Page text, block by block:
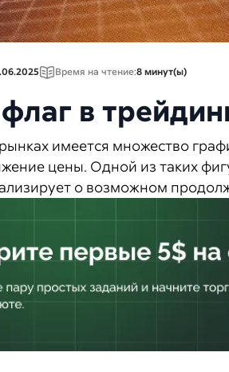
Время на чтение:8 минут(ы)
в
имеется множество
цены. Одной из таких
о возможном